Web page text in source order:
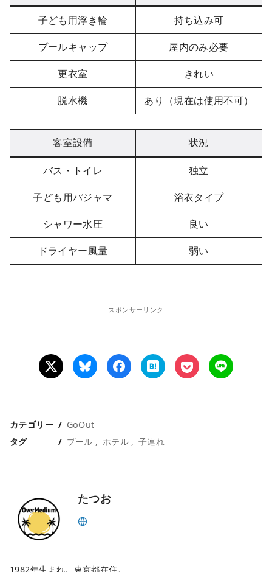
子ども用浮き輪
持ち込み可
プールキャップ
屋内のみ必要
更衣室
きれい
脱水機
あり（現在は使用不可）
客室設備 状況
バス・トイレ
独立
子ども用パジャマ
浴衣タイプ
シャワー水圧
良い
ドライヤー風量
弱い
スポンサーリンク
カテゴリー
GoOut
タグ
プール ホテル 子連れ
たつお
1982年生まれ。東京都在住。